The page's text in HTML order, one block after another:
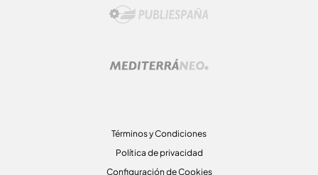
Términos y Condiciones
Política de privacidad
Configuración de Cookies